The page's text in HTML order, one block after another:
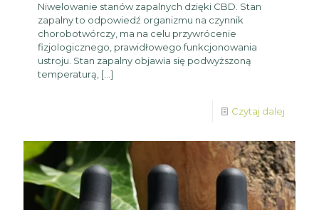
Niwelowanie stanów zapalnych dzięki CBD. Stan
zapalny to odpowiedź organizmu na czynnik
chorobotwórczy, ma na celu przywrócenie
fizjologicznego, prawidłowego funkcjonowania
ustroju. Stan zapalny objawia się podwyższoną
temperaturą, […]
Czytaj dalej